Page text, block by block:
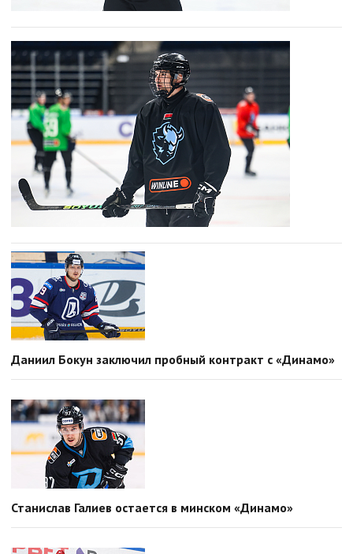
Даниил Бокун заключил пробный контракт с «Динамо»
Станислав Галиев остается в минском «Динамо»